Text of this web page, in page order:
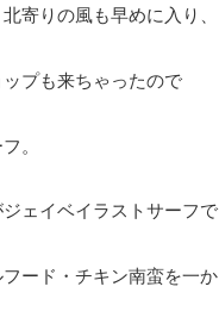
寄りの風も早めに入り、
プも来ちゃったので
。
ェイベイラストサーフで
ード・チキン南蛮を一